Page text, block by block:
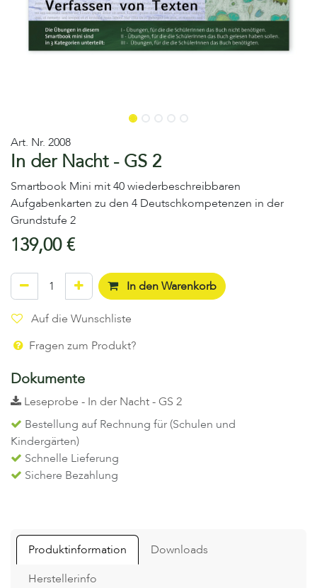
Art. Nr. 2008
In der Nacht - GS 2
Smartbook Mini mit 40 wiederbeschreibbaren
Aufgabenkarten zu den 4 Deutschkompetenzen in der
Grundstufe 2
139,00€
In den Warenkorb
Auf die Wunschliste
Fragen zum Produkt?
Dokumente
Leseprobe - In der Nacht - GS 2
Bestellung auf Rechnung für (Schulen und
Kindergärten)
Schnelle Lieferung
Sichere Bezahlung
Produktinformation
Downloads
Herstellerinfo